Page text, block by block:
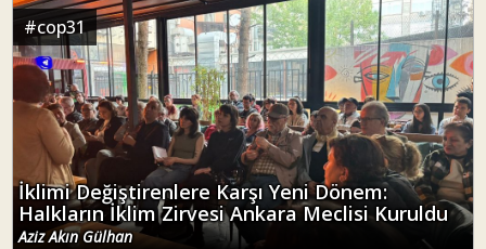
#cop31
İklimi Değiştirenlere Karşı Yeni Dönem:
Halkların İklim Zirvesi Ankara Meclisi Kuruldu
Aziz Akın Gülhan